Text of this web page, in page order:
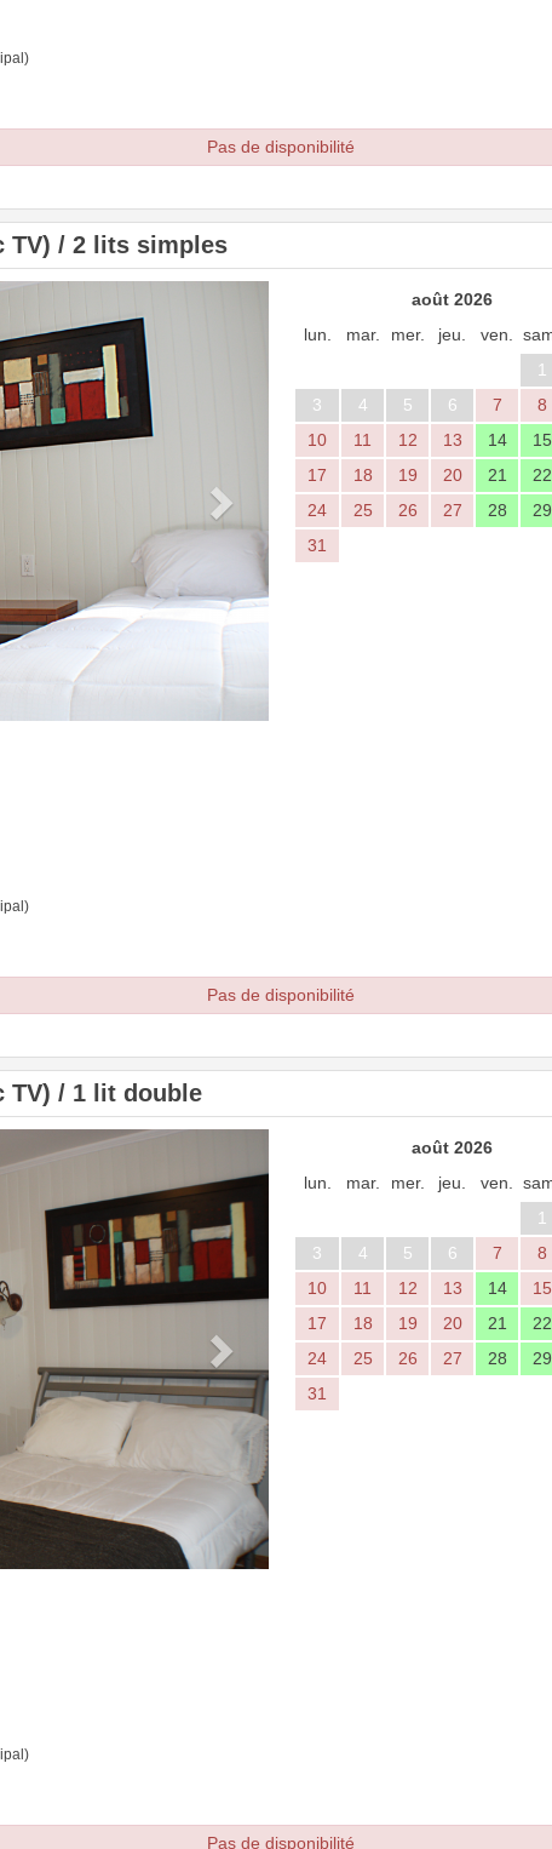
Pas de disponibilité
TV) / 2 lits simples
août 2026
lun.
mar. mer. jeu. ven.
1
3
4 5 6 7 8
10
11 12 13 14 15
17
18 19 20 21 22
24
25 26 27 28 29
31
Pas de disponibilité
TV) / 1 lit double
août 2026
lun.
mar. mer. jeu. ven.
1
3
4 5 6 7 8
10
11 12 13 14 15
17
18 19 20 21 22
24
25 26 27 28 29
31
Pas de disponibilité